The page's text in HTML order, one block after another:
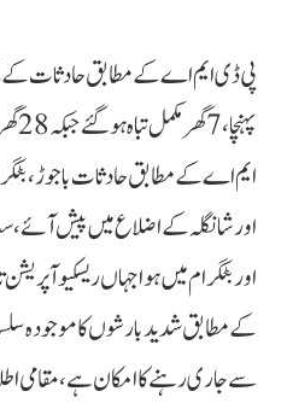
ایم اے کے مطابق حادثات باجوڑ،
اور شانگلہ کے اضلاع میں پیش
اور بٹگرام میں ہوا جہاں ریسکیو
سے جاری رہنے کا امکان ہے، مقامی